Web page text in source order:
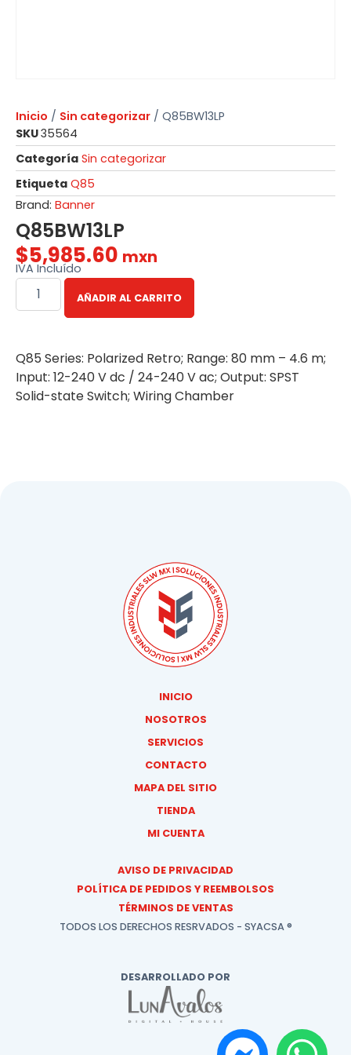
Inicio / Sin categorizar / Q85BW13LP
SKU35564
Categoría Sin categorizar
Etiqueta Q85
Brand: Banner
Q85BW13LP
$5,985.60 mxn
IVA Incluído
AÑADIR AL CARRITO
Q85 Series: Polarized Retro; Range: 80 mm – 4.6 m;
Input: 12-240 V dc / 24-240 V ac; Output: SPST
Solid-state Switch; Wiring Chamber
INICIO
NOSOTROS
SERVICIOS
CONTACTO
MAPA DEL SITIO
TIENDA
MI CUENTA
AVISO DE PRIVACIDAD
POLÍTICA DE PEDIDOS Y REEMBOLSOS
TÉRMINOS DE VENTAS
TODOS LOS DERECHOS RESRVADOS - SYACSA ®
DESARROLLADO POR